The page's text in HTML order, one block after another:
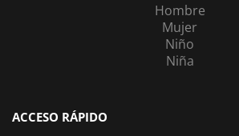
Hombre
Mujer
Niño
Niña
ACCESO RÁPIDO